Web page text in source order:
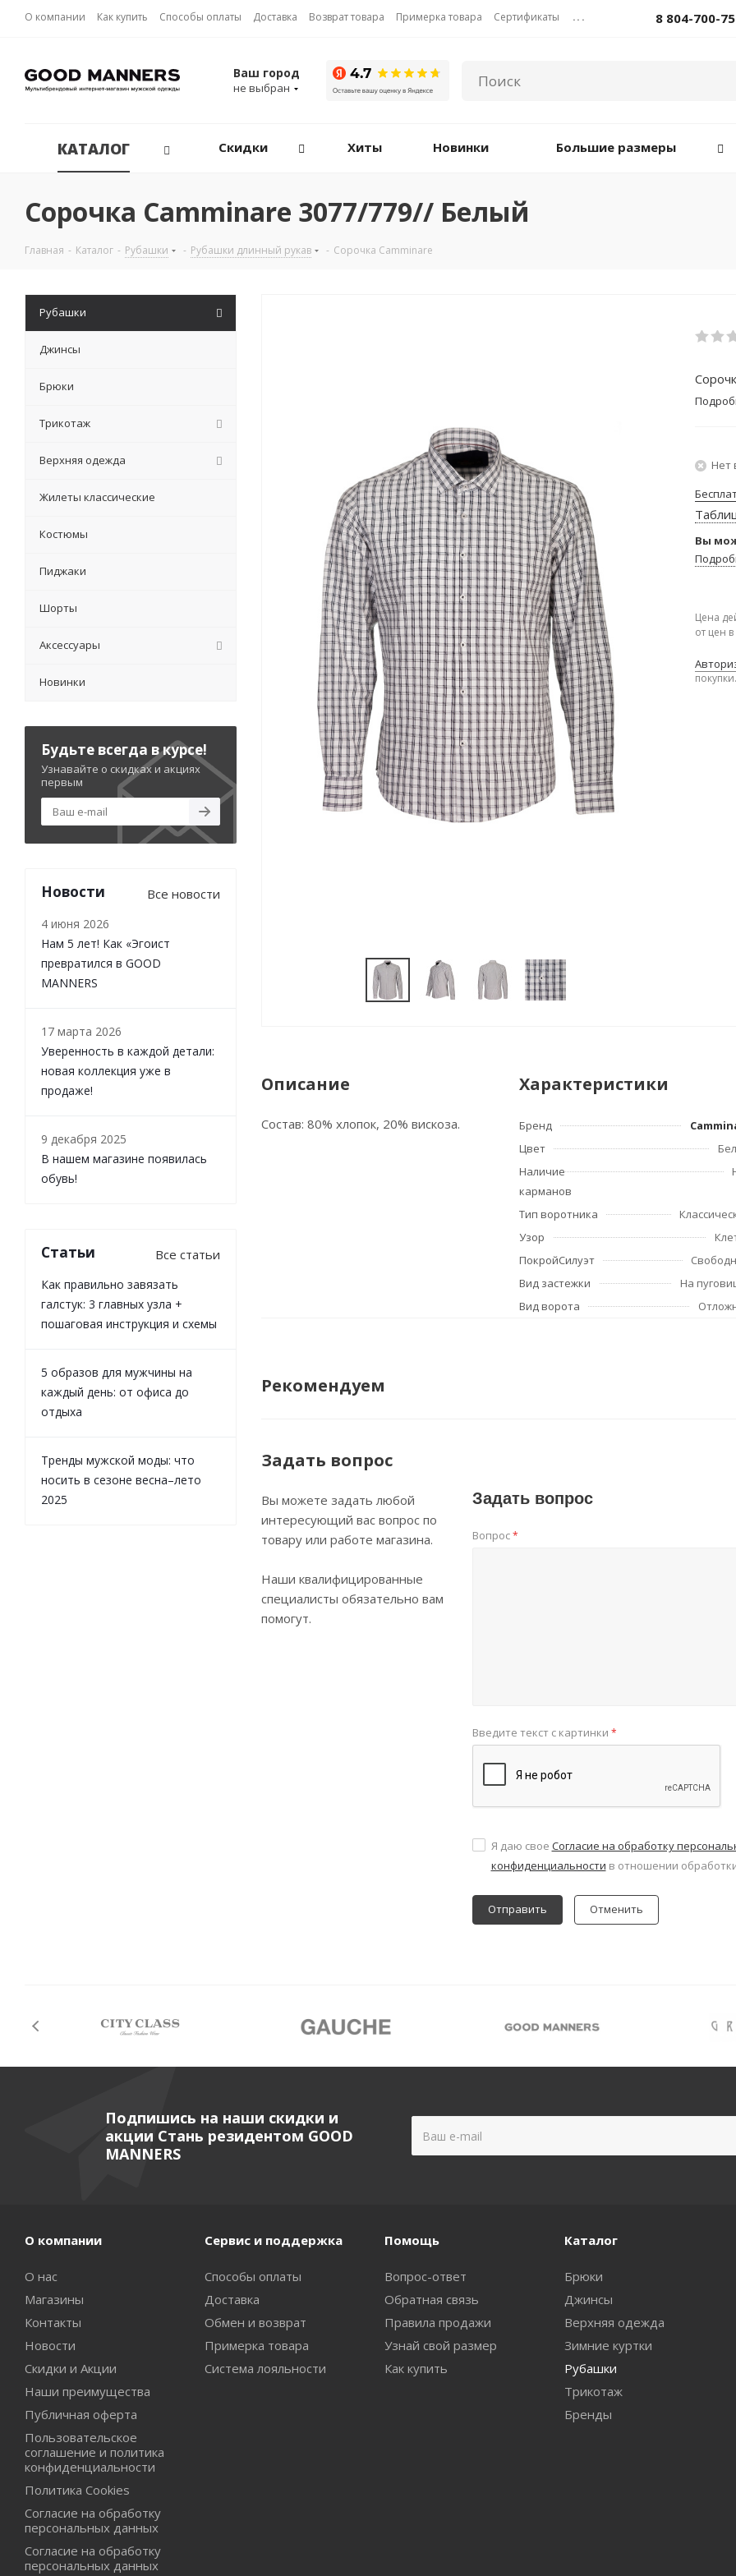
О компании Как купить Способы оплаты Доставка Возврат товара Примерка товара Сертификаты ... 8 804-700-
Ваш город
не выбран
КАТАЛОГ Скидки Хиты Новинки Большие размеры
Сорочка Camminare 3077/779// Белый
Главная - Каталог - Рубашки - Рубашки длинный рукав - Сорочка Camminare
Нет
Вы
Цена
от цен
покупки.
Описание
Состав: 80% хлопок, 20% вискоза.
Характеристики
Бренд
Цвет
Наличие
карманов
Тип воротника
Узор
ПокройСилуэт
Вид застежки
На
Вид ворота
Рекомендуем
Задать вопрос
Вы можете задать любой
интересующий вас вопрос по
товару или работе магазина.
Наши квалифицированные
специалисты обязательно вам
помогут.
Задать вопрос
Вопрос*
Введите текст с картинки *
Я даю свое Согласие на обработку
конфиденциальности в отношении
Отменить
Рубашки
Джинсы
Брюки
Трикотаж
Верхняя одежда
Жилеты классические
Костюмы
Пиджаки
Шорты
Аксессуары
Новинки
Будьте всегда в курсе!
Узнавайте о скидках и акциях
первым
Новости Все новости
4 июня 2026
Нам 5 лет! Как «Эгоист
превратился в GOOD
MANNERS
17 марта 2026
Уверенность в каждой детали:
новая коллекция уже в
продаже!
9 декабря 2025
В нашем магазине появилась
обувь!
Статьи Все статьи
Как правильно завязать
галстук: 3 главных узла +
пошаговая инструкция и схемы
5 образов для мужчины на
каждый день: от офиса до
отдыха
Тренды мужской моды: что
носить в сезоне весна–лето
2025
Подпишись на наши скидки и
акции Стань резидентом GOOD
MANNERS
О компании
О нас
Магазины
Контакты
Новости
Скидки и Акции
Наши преимущества
Публичная оферта
Пользовательское
соглашение и политика
конфиденциальности
Политика Cookies
Согласие на обработку
персональных данных
Согласие на обработку
персональных данных
Сервис и поддержка
Способы оплаты
Доставка
Обмен и возврат
Примерка товара
Система лояльности
Помощь
Вопрос-ответ
Обратная связь
Правила продажи
Узнай свой размер
Как купить
Каталог
Брюки
Джинсы
Верхняя одежда
Зимние куртки
Рубашки
Трикотаж
Бренды